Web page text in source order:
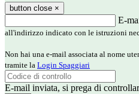
button close ×
E-
all'indirizzo indicato con le istruzioni
Non hai una e-mail associata al nome
tramite la Login Spaggiari
E-mail inviata, si prega di